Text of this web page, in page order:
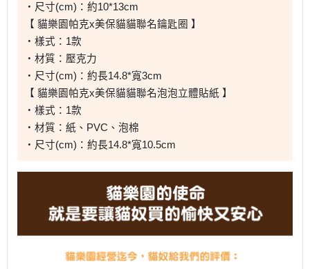
・尺寸(cm)：約10*13cm
【 貓樂園帕克x美保貓貓聯名鑰匙圈 】
・樣式：1款
・材質：壓克力
・尺寸(cm)：約長14.8*寬3cm
【 貓樂園帕克x美保貓貓聯名泡泡立體貼紙 】
・樣式：1款
・材質：紙、PVC、泡棉
・尺寸(cm)：約長14.8*寬10.5cm